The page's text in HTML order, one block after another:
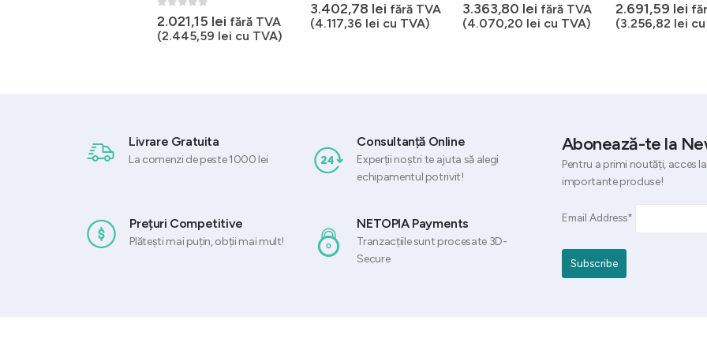
0out of 5
2.021,15 lei fără TVA
(2.445,59 lei cu TVA)
0out of 5
3.402,78 lei fără TVA
(4.117,36 lei cu TVA)
0out of 5
3.363,80 lei fără TVA
(4.070,20 lei cu TVA)
0out of 5
2.691,59 lei
(3.256,82 lei
Livrare Gratuita
La comenzi de peste 1000 lei
Consultanță Online
Experții noștri te ajuta să alegi
echipamentul potrivit!
Prețuri Competitive
Plătești mai puțin, obții mai mult!
NETOPIA Payments
Tranzacțiile sunt procesate 3D-
Secure
Abonează-te la
Pentru a primi noutăți, acces
importante produse!
Email Address*